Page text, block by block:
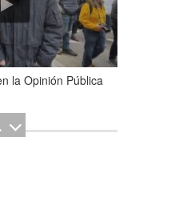
la Opinión Pública